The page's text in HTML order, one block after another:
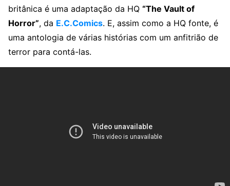
britânica é uma adaptação da HQ “The Vault of
Horror”, da E.C.Comics. E, assim como a HQ fonte, é
uma antologia de várias histórias com um anfitrião de
terror para contá-las.